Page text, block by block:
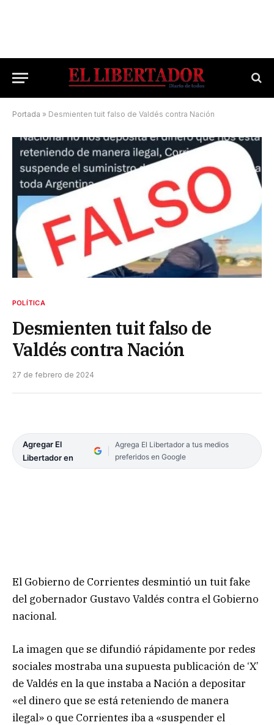
Portada » Desmienten tuit falso de Valdés contra Nación
POLÍTICA
Desmienten tuit falso de
Valdés contra Nación
27 de febrero de 2024
Agregar El
Libertador en
Agrega El Libertador a tus medios
preferidos en Google
El Gobierno de Corrientes desmintió un tuit fake
del gobernador Gustavo Valdés contra el Gobierno
nacional.
La imagen que se difundió rápidamente por redes
sociales mostraba una supuesta publicación de ‘X’
de Valdés en la que instaba a Nación a depositar
«el dinero que se está reteniendo de manera
ilegal» o que Corrientes iba a «suspender el